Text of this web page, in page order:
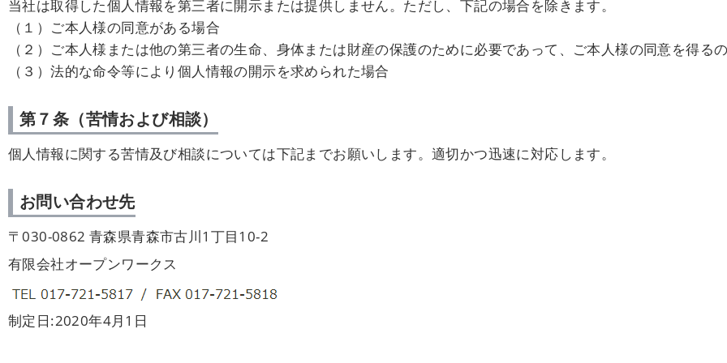
当社は取得した個人情報を第三者に開示または提供しません。ただし、下記の場合を除きます。
（１）ご本人様の同意がある場合
（２）ご本人様または他の第三者の生命、身体または財産の保護のために必要であって、ご本人様の同意を得る
（３）法的な命令等により個人情報の開示を求められた場合
第７条（苦情および相談）
個人情報に関する苦情及び相談については下記までお願いします。適切かつ迅速に対応します。
お問い合わせ先
〒030-0862 青森県青森市古川1丁目10-2
有限会社オープンワークス
制定日:2020年4月1日